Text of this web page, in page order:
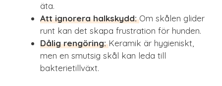
äta.
Att ignorera halkskydd:Om skålen glider
runt kan det skapa frustration för hunden.
Dålig rengöring:Keramik är hygieniskt,
men en smutsig skål kan leda till
bakterietillväxt.